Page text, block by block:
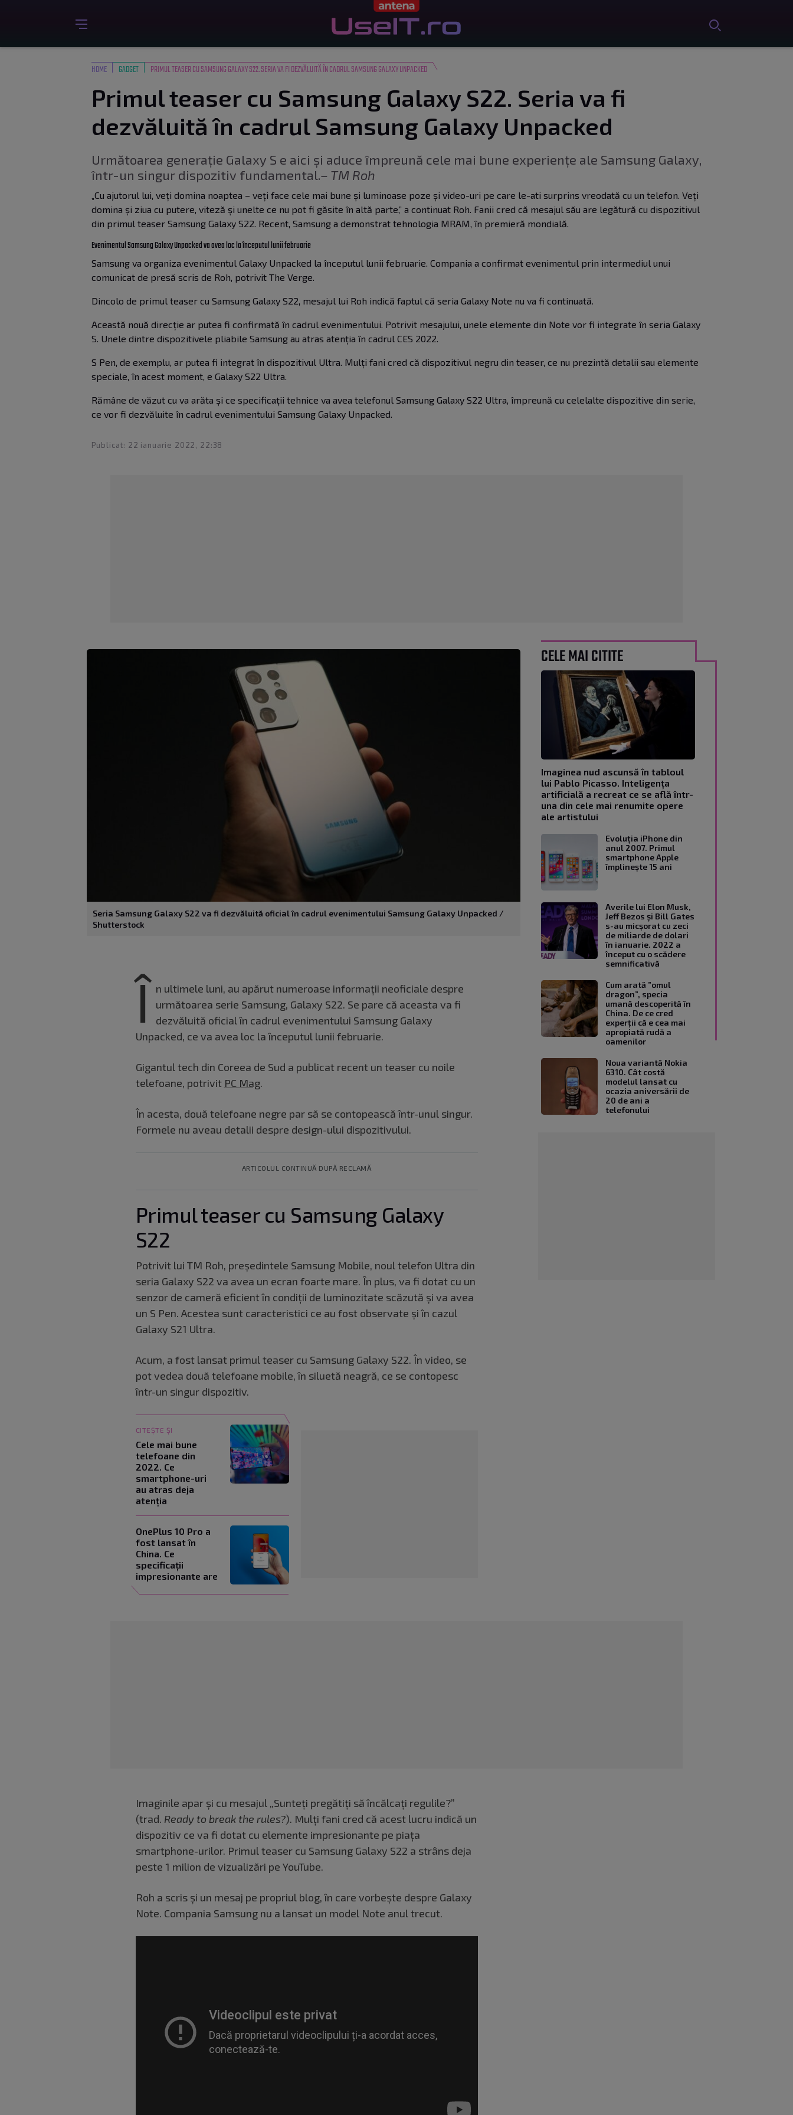
HOME GADGET PRIMUL TEASER CU SAMSUNG GALAXY S22. SERIA VA FI DEZVĂLUITĂ ÎN CADRUL SAMSUNG GALAXY UNPACKED
Primul teaser cu Samsung Galaxy S22. Seria va fi
dezvăluită în cadrul Samsung Galaxy Unpacked
Următoarea generație Galaxy S e aici și aduce împreună cele mai bune experiențe ale Samsung Galaxy,
într-un singur dispozitiv fundamental.– TM Roh
„Cu ajutorul lui, veți domina noaptea – veți face cele mai bune și luminoase poze și video-uri pe care le-ati surprins vreodată cu un telefon. Veți
domina și ziua cu putere, viteză și unelte ce nu pot fi găsite în altă parte,” a continuat Roh. Fanii cred că mesajul său are legătură cu dispozitivul
din primul teaser Samsung Galaxy S22. Recent, Samsung a demonstrat tehnologia MRAM, în premieră mondială.
Evenimentul Samsung Galaxy Unpacked va avea loc la începutul lunii februarie
Samsung va organiza evenimentul Galaxy Unpacked la începutul lunii februarie. Compania a confirmat evenimentul prin intermediul unui
comunicat de presă scris de Roh, potrivit The Verge.
Dincolo de primul teaser cu Samsung Galaxy S22, mesajul lui Roh indică faptul că seria Galaxy Note nu va fi continuată.
Această nouă direcție ar putea fi confirmată în cadrul evenimentului. Potrivit mesajului, unele elemente din Note vor fi integrate în seria Galaxy
S. Unele dintre dispozitivele pliabile Samsung au atras atenția în cadrul CES 2022.
S Pen, de exemplu, ar putea fi integrat în dispozitivul Ultra. Mulți fani cred că dispozitivul negru din teaser, ce nu prezintă detalii sau elemente
speciale, în acest moment, e Galaxy S22 Ultra.
Rămâne de văzut cu va arăta și ce specificații tehnice va avea telefonul Samsung Galaxy S22 Ultra, împreună cu celelalte dispozitive din serie,
ce vor fi dezvăluite în cadrul evenimentului Samsung Galaxy Unpacked.
Publicat: 22 ianuarie 2022, 22:38
Seria Samsung Galaxy S22 va fi dezvăluită oficial în cadrul evenimentului Samsung Galaxy Unpacked /
Shutterstock
CELE MAI CITITE
Imaginea nud ascunsă în tabloul
lui Pablo Picasso. Inteligența
artificială a recreat ce se află într-
una din cele mai renumite opere
ale artistului
Evoluția iPhone din
anul 2007. Primul
smartphone Apple
împlinește 15 ani
Averile lui Elon Musk,
Jeff Bezos și Bill Gates
s-au micșorat cu zeci
de miliarde de dolari
în ianuarie. 2022 a
început cu o scădere
semnificativă
Cum arată ”omul
dragon”, specia
umană descoperită în
China. De ce cred
experții că e cea mai
apropiată rudă a
oamenilor
Noua variantă Nokia
6310. Cât costă
modelul lansat cu
ocazia aniversării de
20 de ani a
telefonului
Î n ultimele luni, au apărut numeroase informații neoficiale despre
următoarea serie Samsung, Galaxy S22. Se pare că aceasta va fi
dezvăluită oficial în cadrul evenimentului Samsung Galaxy
Unpacked, ce va avea loc la începutul lunii februarie.
Gigantul tech din Coreea de Sud a publicat recent un teaser cu noile
telefoane, potrivit PC Mag.
În acesta, două telefoane negre par să se contopească într-unul singur.
Formele nu aveau detalii despre design-ului dispozitivului.
ARTICOLUL CONTINUĂ DUPĂ RECLAMĂ
Primul teaser cu Samsung Galaxy
S22
Potrivit lui TM Roh, președintele Samsung Mobile, noul telefon Ultra din
seria Galaxy S22 va avea un ecran foarte mare. În plus, va fi dotat cu un
senzor de cameră eficient în condiții de luminozitate scăzută și va avea
un S Pen. Acestea sunt caracteristici ce au fost observate și în cazul
Galaxy S21 Ultra.
Acum, a fost lansat primul teaser cu Samsung Galaxy S22. În video, se
pot vedea două telefoane mobile, în siluetă neagră, ce se contopesc
într-un singur dispozitiv.
CITEȘTE ȘI
Cele mai bune
telefoane din
2022. Ce
smartphone-uri
au atras deja
atenția
OnePlus 10 Pro a
fost lansat în
China. Ce
specificații
impresionante are
Imaginile apar și cu mesajul „Sunteți pregătiți să încălcați regulile?”
(trad. Ready to break the rules?). Mulți fani cred că acest lucru indică un
dispozitiv ce va fi dotat cu elemente impresionante pe piața
smartphone-urilor. Primul teaser cu Samsung Galaxy S22 a strâns deja
peste 1 milion de vizualizări pe YouTube.
Roh a scris și un mesaj pe propriul blog, în care vorbește despre Galaxy
Note. Compania Samsung nu a lansat un model Note anul trecut.